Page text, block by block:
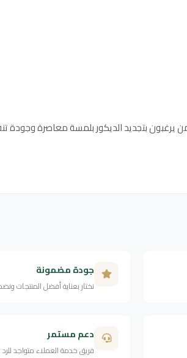
يرغبون بتجديد الديكور بلمسة معاصرة وجودة
جودة مضمونة
نختار بعناية أفضل المنتجات
دعم مستمر
فريق خدمة العملاء متواجد